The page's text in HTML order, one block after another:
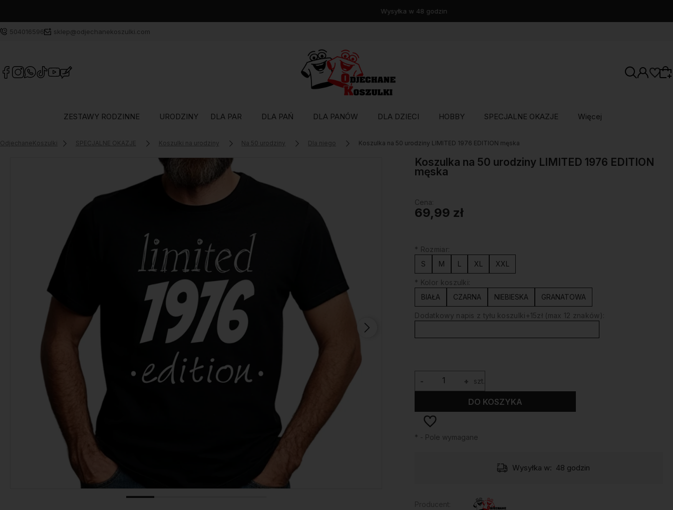
504016596 sklep@odjechanekoszulki.com
oferty lub zaloguj się, aby przywrócić dodane
produkty do listy z poprzedniej sesji.
ZESTAWY RODZINNE URODZINY DLA PAR DLA PAŃ DLA PANÓW DLA DZIECI HOBBY SPECJALNE OKAZJE Więcej
OdjechaneKoszulki SPECJALNE OKAZJE Koszulki na urodziny Na 50 urodziny Dla niego Koszulka na 50 urodziny LIMITED 1976 EDITION męska
Koszulka na 50 urodziny LIMITED 1976 EDITION
męska
Cena:
69,99 zł
* Rozmiar:
S
M L XL XXL
* Kolor koszulki:
BIAŁA
CZARNA NIEBIESKA GRANATOWA
Dodatkowy napis z tyłu koszulki+15zł (max 12 znaków):
+
- szt.
DO KOSZYKA
* - Pole wymagane
- Orlen Paczka Dostępność: Wysyłka w: 48 godzin